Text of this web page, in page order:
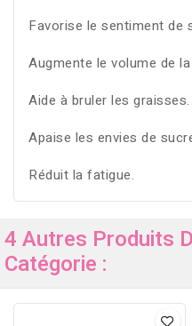
Favorise le sentiment de
Augmente le volume de
Aide à bruler les graisses.
Apaise les envies de
Réduit la fatigue.
4 Autres Produits
Catégorie :